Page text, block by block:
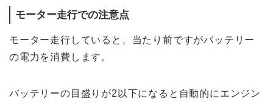
モーター走行での注意点
モーター走行していると、当たり前ですがバッテリー
の電力を消費します。
バッテリーの目盛りが2以下になると自動的にエンジン